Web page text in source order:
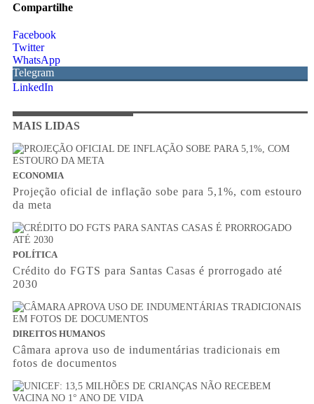
Compartilhe
Facebook
Twitter
WhatsApp
Telegram
LinkedIn
MAIS LIDAS
ECONOMIA
Projeção oficial de inflação sobe para 5,1%, com estouro
da meta
POLÍTICA
Crédito do FGTS para Santas Casas é prorrogado até
2030
DIREITOS HUMANOS
Câmara aprova uso de indumentárias tradicionais em
fotos de documentos